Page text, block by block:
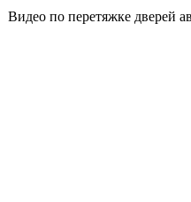
Видео по перетяжке дверей